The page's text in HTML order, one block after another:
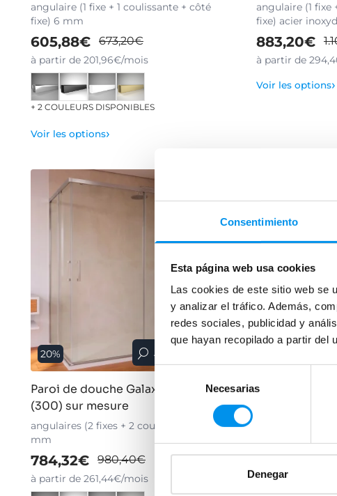
Consentimiento
Esta página web usa cookies
Las cookies de este sitio web se
y analizar el tráfico. Además,
redes sociales, publicidad y
que hayan recopilado a partir del
Selección
de
consentimiento
Necesarias
Denegar
angulaire (1 fixe + 1 coulissante + côté
fixe) 6 mm
605,88€ 673,20€
à partir de 201,96€/mois
+ 2 COULEURS DISPONIBLES
Voir les options›
angulaire (1 fixe
fixe) acier
883,20€
à partir de
Voir les options›
20% Aperçu rapide
Paroi de douche Galaxy sur mesure
(300) sur mesure
angulaires (2 fixes + 2 coulissantes) 6
mm
784,32€ 980,40€
à partir de 261,44€/mois
Paroi de
angulaires (2
1.105,20€
à partir de